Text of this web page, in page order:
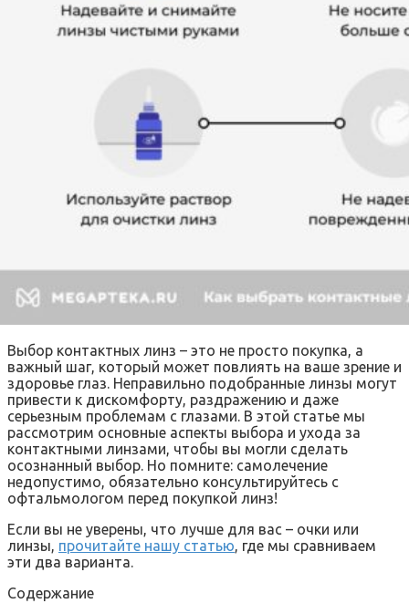
Выбор контактных линз – это не просто покупка, а
важный шаг, который может повлиять на ваше зрение и
здоровье глаз. Неправильно подобранные линзы могут
привести к дискомфорту, раздражению и даже
серьезным проблемам с глазами. В этой статье мы
рассмотрим основные аспекты выбора и ухода за
контактными линзами, чтобы вы могли сделать
осознанный выбор. Но помните: самолечение
недопустимо, обязательно консультируйтесь с
офтальмологом перед покупкой линз!
Если вы не уверены, что лучше для вас – очки или
линзы, прочитайте нашу статью, где мы сравниваем
эти два варианта.
Содержание